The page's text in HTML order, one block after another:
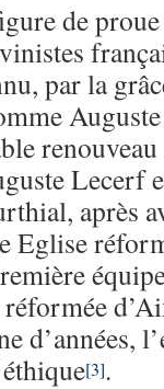
de
par la
Lecerf
après
Eglise
d’années,
[3].